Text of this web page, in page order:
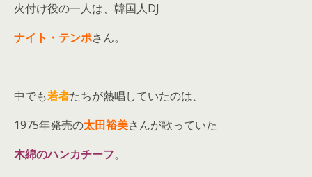
火付け役の一人は、韓国人DJ
ナイト・テンポさん。
中でも若者たちが熱唱していたのは、
1975年発売の太田裕美さんが歌っていた
木綿のハンカチーフ。